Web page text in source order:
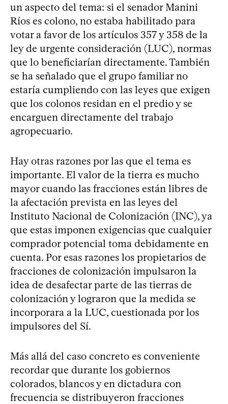
un aspecto del tema: si el senador Manini
Ríos es colono, no estaba habilitado para
votar a favor de los artículos 357 y 358 de la
ley de urgente consideración (LUC), normas
que lo beneficiarían directamente. También
se ha señalado que el grupo familiar no
estaría cumpliendo con las leyes que exigen
que los colonos residan en el predio y se
encarguen directamente del trabajo
agropecuario.
Hay otras razones por las que el tema es
importante. El valor de la tierra es mucho
mayor cuando las fracciones están libres de
la afectación prevista en las leyes del
Instituto Nacional de Colonización (INC), ya
que estas imponen exigencias que cualquier
comprador potencial toma debidamente en
cuenta. Por esas razones los propietarios de
fracciones de colonización impulsaron la
idea de desafectar parte de las tierras de
colonización y lograron que la medida se
incorporara a la LUC, cuestionada por los
impulsores del Sí.
Más allá del caso concreto es conveniente
recordar que durante los gobiernos
colorados, blancos y en dictadura con
frecuencia se distribuyeron fracciones